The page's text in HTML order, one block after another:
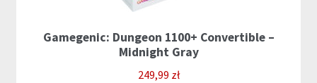
Gamegenic: Dungeon 1100+ Convertible –
Midnight Gray
249,99 zł